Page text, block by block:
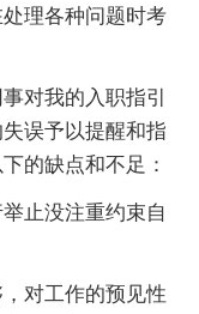
理各种问题时考
对我的入职指引
误予以提醒和指
的缺点和不足：
止没注重约束自
对工作的预见性